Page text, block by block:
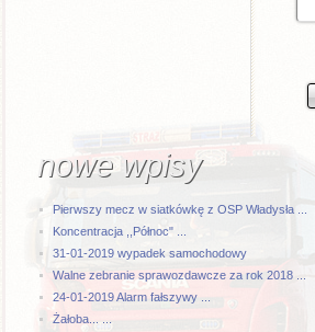
nowe wpisy
Pierwszy mecz w siatkówkę z OSP Władysła ...
Koncentracja ,,Północ" ...
31-01-2019 wypadek samochodowy
Walne zebranie sprawozdawcze za rok 2018 ...
24-01-2019 Alarm fałszywy ...
Żałoba... ...